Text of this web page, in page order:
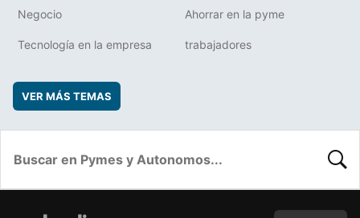
Negocio Ahorrar en la pyme
Tecnología en la empresa trabajadores
VER MÁS TEMAS